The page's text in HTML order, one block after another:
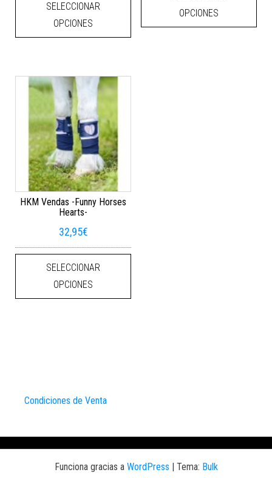
SELECCIONAR
OPCIONES
OPCIONES
HKM Vendas -Funny Horses
Hearts-
32,95€
SELECCIONAR
OPCIONES
Este producto tiene múltiples
Condiciones de Venta
Funciona gracias a WordPress | Tema: Bulk